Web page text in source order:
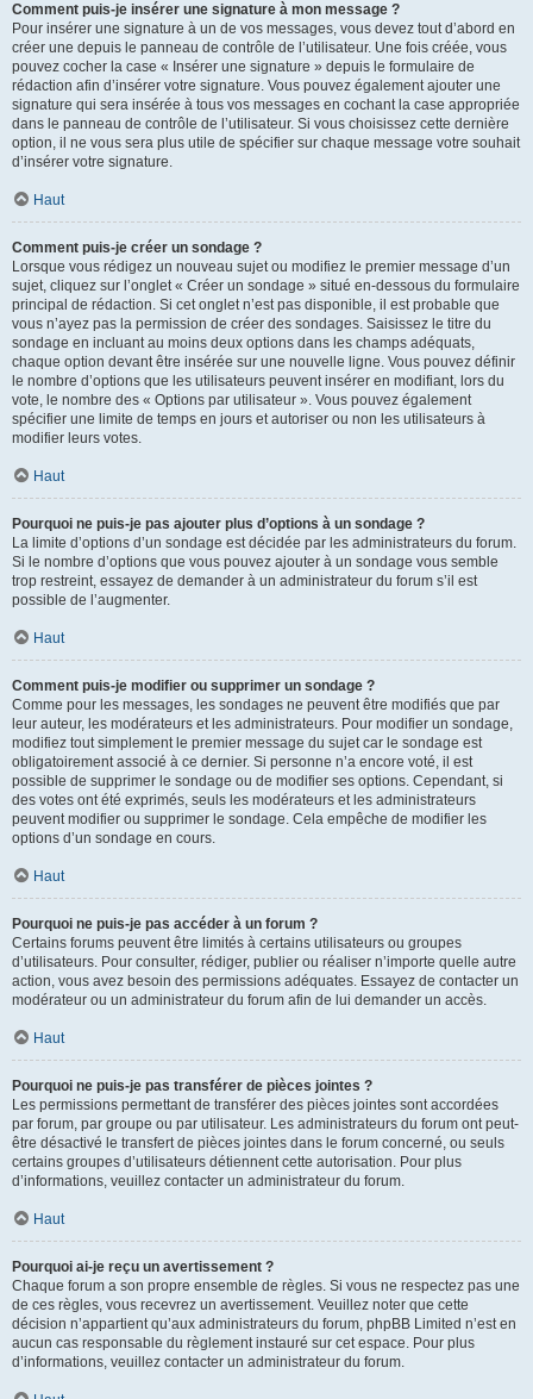
Comment puis-je insérer une signature à mon message ?
Pour insérer une signature à un de vos messages, vous devez tout d’abord en
créer une depuis le panneau de contrôle de l’utilisateur. Une fois créée, vous
pouvez cocher la case « Insérer une signature » depuis le formulaire de
rédaction afin d’insérer votre signature. Vous pouvez également ajouter une
signature qui sera insérée à tous vos messages en cochant la case appropriée
dans le panneau de contrôle de l’utilisateur. Si vous choisissez cette dernière
option, il ne vous sera plus utile de spécifier sur chaque message votre souhait
d’insérer votre signature.
Haut
Comment puis-je créer un sondage ?
Lorsque vous rédigez un nouveau sujet ou modifiez le premier message d’un
sujet, cliquez sur l’onglet « Créer un sondage » situé en-dessous du formulaire
principal de rédaction. Si cet onglet n’est pas disponible, il est probable que
vous n’ayez pas la permission de créer des sondages. Saisissez le titre du
sondage en incluant au moins deux options dans les champs adéquats,
chaque option devant être insérée sur une nouvelle ligne. Vous pouvez définir
le nombre d’options que les utilisateurs peuvent insérer en modifiant, lors du
vote, le nombre des « Options par utilisateur ». Vous pouvez également
spécifier une limite de temps en jours et autoriser ou non les utilisateurs à
modifier leurs votes.
Haut
Pourquoi ne puis-je pas ajouter plus d’options à un sondage ?
La limite d’options d’un sondage est décidée par les administrateurs du forum.
Si le nombre d’options que vous pouvez ajouter à un sondage vous semble
trop restreint, essayez de demander à un administrateur du forum s’il est
possible de l’augmenter.
Haut
Comment puis-je modifier ou supprimer un sondage ?
Comme pour les messages, les sondages ne peuvent être modifiés que par
leur auteur, les modérateurs et les administrateurs. Pour modifier un sondage,
modifiez tout simplement le premier message du sujet car le sondage est
obligatoirement associé à ce dernier. Si personne n’a encore voté, il est
possible de supprimer le sondage ou de modifier ses options. Cependant, si
des votes ont été exprimés, seuls les modérateurs et les administrateurs
peuvent modifier ou supprimer le sondage. Cela empêche de modifier les
options d’un sondage en cours.
Haut
Pourquoi ne puis-je pas accéder à un forum ?
Certains forums peuvent être limités à certains utilisateurs ou groupes
d’utilisateurs. Pour consulter, rédiger, publier ou réaliser n’importe quelle autre
action, vous avez besoin des permissions adéquates. Essayez de contacter un
modérateur ou un administrateur du forum afin de lui demander un accès.
Haut
Pourquoi ne puis-je pas transférer de pièces jointes ?
Les permissions permettant de transférer des pièces jointes sont accordées
par forum, par groupe ou par utilisateur. Les administrateurs du forum ont peut-
être désactivé le transfert de pièces jointes dans le forum concerné, ou seuls
certains groupes d’utilisateurs détiennent cette autorisation. Pour plus
d’informations, veuillez contacter un administrateur du forum.
Haut
Pourquoi ai-je reçu un avertissement ?
Chaque forum a son propre ensemble de règles. Si vous ne respectez pas une
de ces règles, vous recevrez un avertissement. Veuillez noter que cette
décision n’appartient qu’aux administrateurs du forum, phpBB Limited n’est en
aucun cas responsable du règlement instauré sur cet espace. Pour plus
d’informations, veuillez contacter un administrateur du forum.